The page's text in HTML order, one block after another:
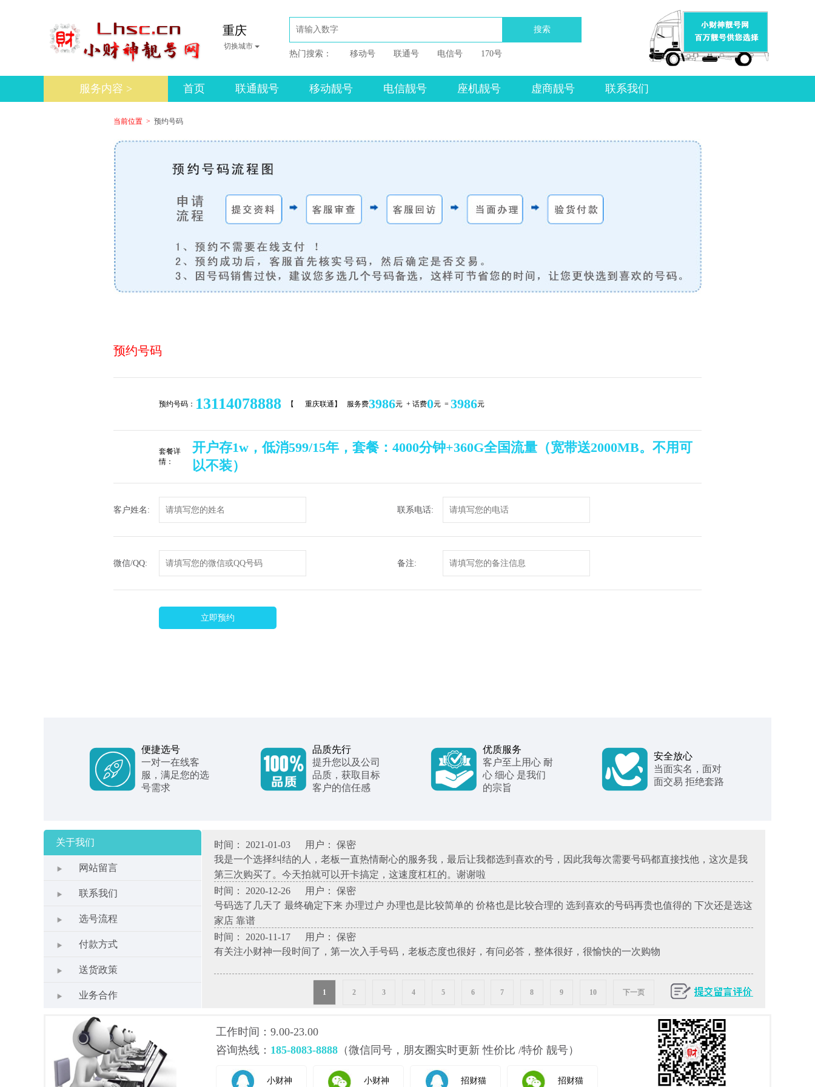
重庆
切换城市
搜索
热门搜索： 移动号 联通号 电信号 170号
服务内容 > 首页 联通靓号 移动靓号 电信靓号 座机靓号 虚商靓号 联系我们
当前位置 > 预约号码
预约号码
预约号码： 13114078888 【 重庆联通】 服务费3986元 + 话费0元 = 3986元
套餐详
情：
开户存1w，低消599/15年，套餐：4000分钟+360G全国流量（宽带送2000MB。不用可
以不装）
客户姓名: 联系电话:
微信/QQ: 备注:
立即预约
便捷选号
一对一在线客
服，满足您的选
号需求
品质先行
提升您以及公司
品质，获取目标
客户的信任感
优质服务
客户至上用心 耐
心 细心 是我们
的宗旨
安全放心
当面实名，面对
面交易 拒绝套路
关于我们
网站留言
联系我们
选号流程
付款方式
送货政策
业务合作
时间： 2021-01-03
用户： 保密
我是一个选择纠结的人，老板一直热情耐心的服务我，最后让我都选到喜欢的号，因此我每次需要号码都直接找他，这次是我
第三次购买了。今天拍就可以开卡搞定，这速度杠杠的。谢谢啦
时间： 2020-12-26
用户： 保密
号码选了几天了 最终确定下来 办理过户 办理也是比较简单的 价格也是比较合理的 选到喜欢的号码再贵也值得的 下次还是选这
家店 靠谱
时间： 2020-11-17
用户： 保密
有关注小财神一段时间了，第一次入手号码，老板态度也很好，有问必答，整体很好，很愉快的一次购物
1 2 3 4 5 6 7 8 9 10 下一页
工作时间：9.00-23.00
咨询热线： 185-8083-8888 （微信同号，朋友圈实时更新 性价比 /特价 靓号）
小财神 小财神 招财猫 招财猫